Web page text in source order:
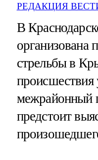
РЕДАКЦИЯ
В
организована
стрельбы в
межрайонный
предстоит